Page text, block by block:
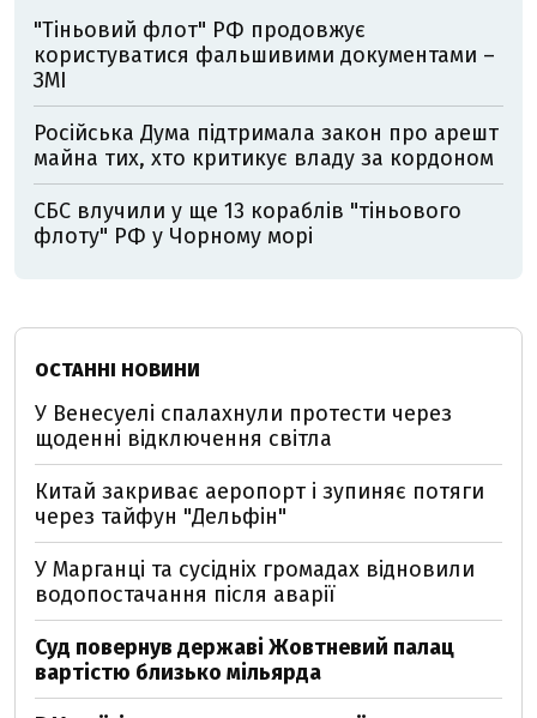
"Тіньовий флот" РФ продовжує
користуватися фальшивими документами –
ЗМІ
Російська Дума підтримала закон про арешт
майна тих, хто критикує владу за кордоном
СБС влучили у ще 13 кораблів "тіньового
флоту" РФ у Чорному морі
ОСТАННІ НОВИНИ
У Венесуелі спалахнули протести через
щоденні відключення світла
Китай закриває аеропорт і зупиняє потяги
через тайфун "Дельфін"
У Марганці та сусідніх громадах відновили
водопостачання після аварії
Суд повернув державі Жовтневий палац
вартістю близько мільярда